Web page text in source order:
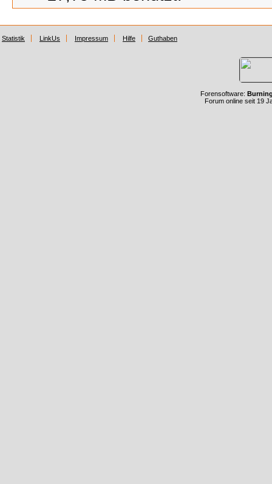
Statistik LinkUs Impressum Hilfe Guthaben
Forensoftware:
Forum online seit 19